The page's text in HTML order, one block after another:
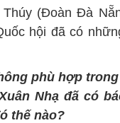
(Đoàn Đà
hội đã có
phù hợp
Nhạ đã có
thế nào?